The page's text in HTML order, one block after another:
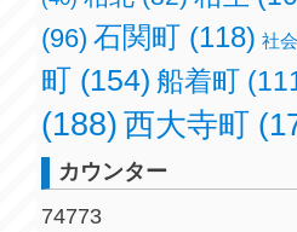
(96) 石関町(118) 社
町(154) 船着町
(188) 西大寺町
カウンター
74773